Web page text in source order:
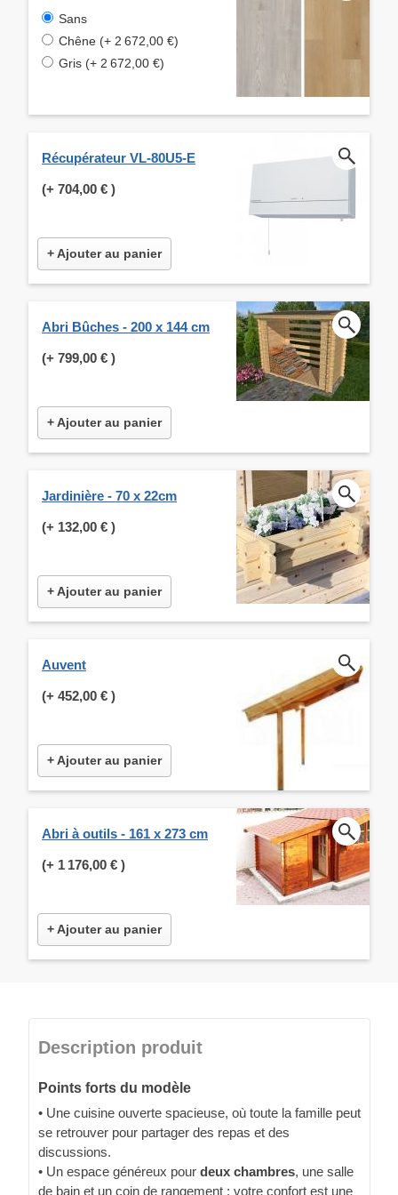
Sans
Chêne (+ 2 672,00 €)
Gris (+ 2 672,00 €)
Récupérateur VL-80U5-E
(+ 704,00 € )
+ Ajouter au panier
Abri Bûches - 200 x 144 cm
(+ 799,00 € )
+ Ajouter au panier
Jardinière - 70 x 22cm
(+ 132,00 € )
+ Ajouter au panier
Auvent
(+ 452,00 € )
+ Ajouter au panier
Abri à outils - 161 x 273 cm
(+ 1 176,00 € )
+ Ajouter au panier
Description produit
Points forts du modèle
• Une cuisine ouverte spacieuse, où toute la famille peut
se retrouver pour partager des repas et des
discussions.
• Un espace généreux pour deux chambres, une salle
de bain et un coin de rangement : votre confort est une